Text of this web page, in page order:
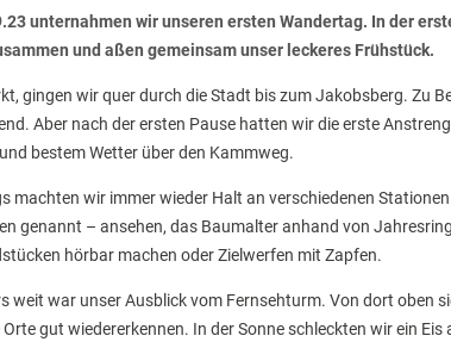
unternahmen wir unseren ersten Wandertag. In der
und aßen gemeinsam unser leckeres Frühstück.
gingen wir quer durch die Stadt bis zum Jakobsberg. Zu
Aber nach der ersten Pause hatten wir die erste
bestem Wetter über den Kammweg.
machten wir immer wieder Halt an verschiedenen
genannt – ansehen, das Baumalter anhand von
hörbar machen oder Zielwerfen mit Zapfen.
weit war unser Ausblick vom Fernsehturm. Von dort oben
gut wiedererkennen. In der Sonne schleckten wir ein Eis